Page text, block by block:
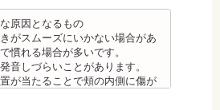
が起きた場合は、速やかに歯科
ください。
したい箇所に十分なスペースが
必要とすることもあります。健
抜歯する場合もあります。
酔注射を行います。麻酔薬の中
ますので、必要に応じワックス
の他の対処策を行う場合があり
た直後や、ワイヤーを交換した
ことがありますが、数日でおさ
。また、冷たいものを飲んだと
原因となるもの
がスムーズにいかない場合があ
慣れる場合が多いです。
音しづらいことがあります。
が当たることで頬の内側に傷が